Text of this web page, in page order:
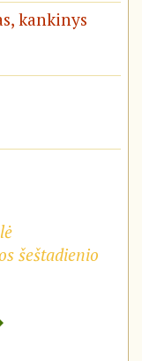
kankinys
šeštadienio